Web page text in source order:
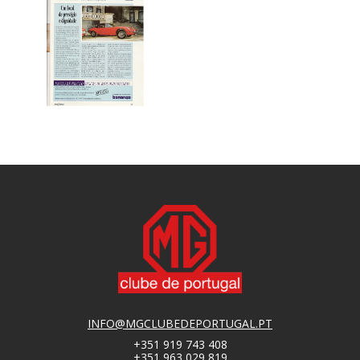
INFO@MGCLUBEDEPORTUGAL.PT
+351 919 743 408